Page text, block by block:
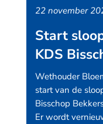
22 november
Start
KDS
Wethouder
start van de
Bisschop
Er wordt